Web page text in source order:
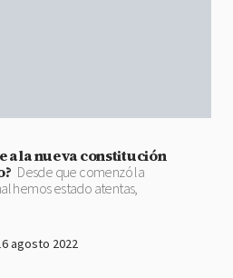
a la nueva constitución
Desde que comenzó la
hemos estado atentas,
agosto 2022